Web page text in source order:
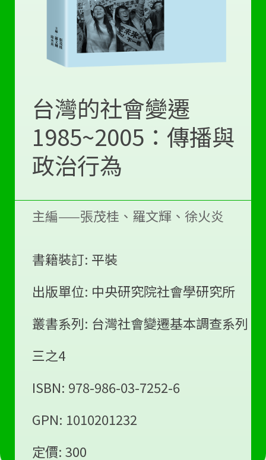
台灣的社會變遷
1985~2005：傳播與
政治行為
主編——張茂桂、羅文輝、徐火炎
書籍裝訂: 平裝
出版單位: 中央研究院社會學研究所
叢書系列: 台灣社會變遷基本調查系列
三之4
ISBN: 978-986-03-7252-6
GPN: 1010201232
定價: 300